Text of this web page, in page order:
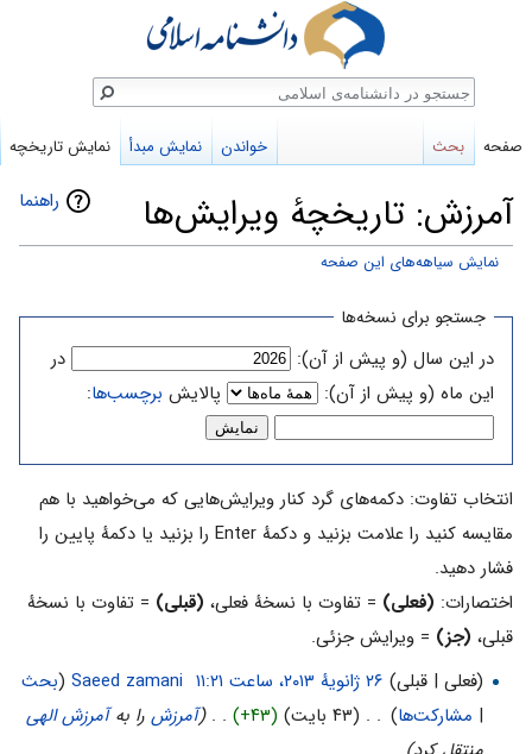
راهنما آمرزش: تاریخچهٔ ویرایش‌ها
نمایش سیاهه‌های این صفحه
ناوبری
جستجو
جستجو برای نسخه‌ها
در این سال (و پیش از آن):
در
این ماه (و پیش از آن):
پالایش برچسب‌ها:
انتخاب تفاوت: دکمه‌های گرد کنار ویرایش‌هایی که می‌خواهید با هم
مقایسه کنید را علامت بزنید و دکمهٔ Enter را بزنید یا دکمهٔ پایین را
فشار دهید.
اختصارات: (فعلی) = تفاوت با نسخهٔ فعلی، (قبلی) = تفاوت با نسخهٔ
قبلی، (جز) = ویرایش جزئی.
(فعلی | قبلی)
‏
Saeed zamani
(بحث
| مشارکت‌ها)
. . (۴۳ بایت) (+۴۳)‏
. .
(آمرزشرا بهآمرزش الهی
صفحه بحث خواندن نمایش مبدأ نمایش تاریخچه
جستجو